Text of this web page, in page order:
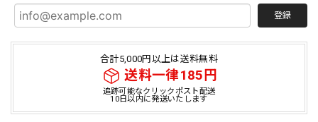
登録
合計5,000円以上は送料無料
送料一律185円
追跡可能なクリックポスト配送
10日以内に発送いたします